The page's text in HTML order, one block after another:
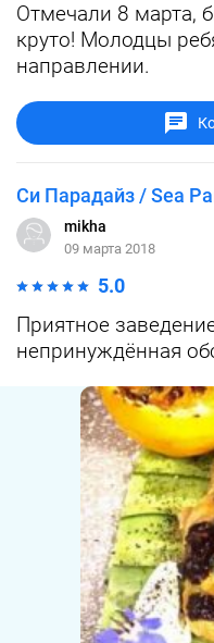
Отмечали 8 марта,
круто! Молодцы
направлении.
Си Парадайз / Sea
mikha
09 марта 2018
5.0
Приятное
непринуждённая